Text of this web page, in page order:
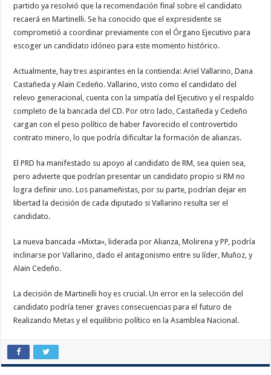
partido ya resolvió que la recomendación final sobre el candidato
recaerá en Martinelli. Se ha conocido que el expresidente se
comprometió a coordinar previamente con el Órgano Ejecutivo para
escoger un candidato idóneo para este momento histórico.
Actualmente, hay tres aspirantes en la contienda: Ariel Vallarino, Dana
Castañeda y Alain Cedeño. Vallarino, visto como el candidato del
relevo generacional, cuenta con la simpatía del Ejecutivo y el respaldo
completo de la bancada del CD. Por otro lado, Castañeda y Cedeño
cargan con el peso político de haber favorecido el controvertido
contrato minero, lo que podría dificultar la formación de alianzas.
El PRD ha manifestado su apoyo al candidato de RM, sea quien sea,
pero advierte que podrían presentar un candidato propio si RM no
logra definir uno. Los panameñistas, por su parte, podrían dejar en
libertad la decisión de cada diputado si Vallarino resulta ser el
candidato.
La nueva bancada «Mixta», liderada por Alianza, Molirena y PP, podría
inclinarse por Vallarino, dado el antagonismo entre su líder, Muñoz, y
Alain Cedeño.
La decisión de Martinelli hoy es crucial. Un error en la selección del
candidato podría tener graves consecuencias para el futuro de
Realizando Metas y el equilibrio político en la Asamblea Nacional.